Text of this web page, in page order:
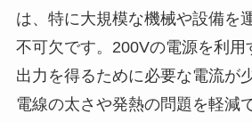
は、特に大規模な機械や設備を
不可欠です。200Vの電源を利用
出力を得るために必要な電流が
電線の太さや発熱の問題を軽減